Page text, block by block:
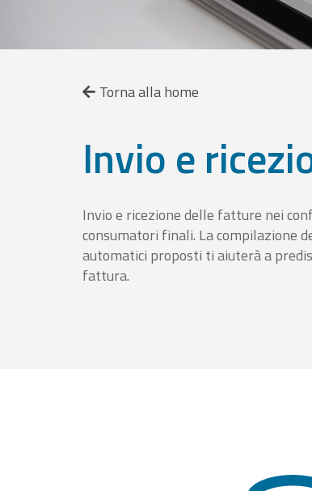
Torna alla home
Invio e
Invio e ricezione delle fatture nei
consumatori finali. La compilazione
automatici proposti ti aiuterà a
fattura.